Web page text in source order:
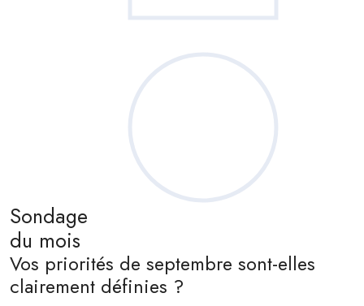
Sondage
du mois
Vos priorités de septembre sont-elles
clairement définies ?